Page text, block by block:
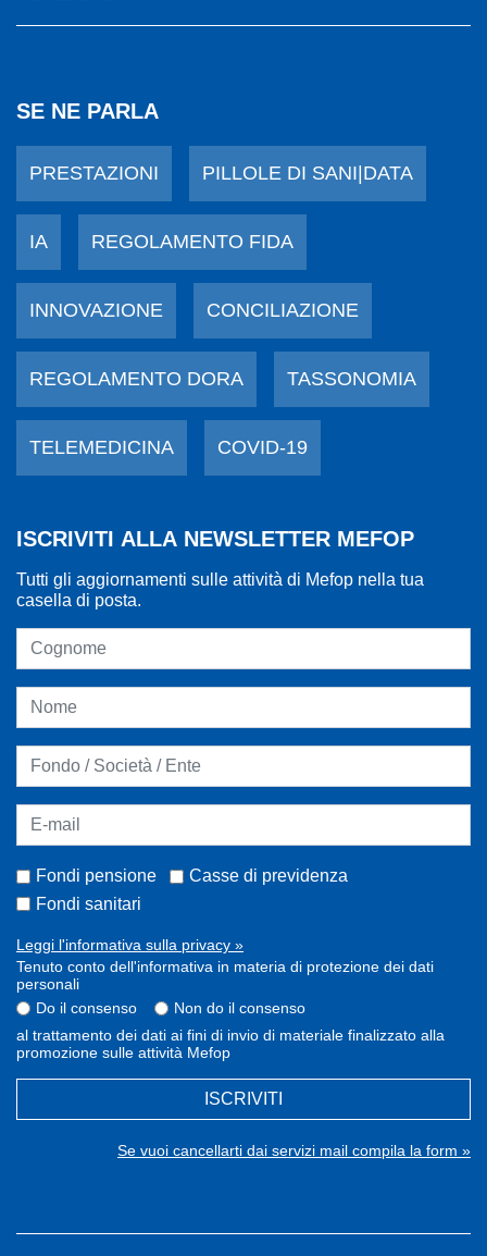
SE NE PARLA
PRESTAZIONI PILLOLE DI SANI|DATA
IA REGOLAMENTO FIDA
INNOVAZIONE CONCILIAZIONE
REGOLAMENTO DORA TASSONOMIA
TELEMEDICINA COVID-19
ISCRIVITI ALLA NEWSLETTER MEFOP
Tutti gli aggiornamenti sulle attività di Mefop nella tua
casella di posta.
Fondi pensione
Casse di previdenza
Fondi sanitari
Leggi l'informativa sulla privacy »
Tenuto conto dell'informativa in materia di protezione dei dati
personali
Do il consenso
Non do il consenso
al trattamento dei dati ai fini di invio di materiale finalizzato alla
promozione sulle attività Mefop
ISCRIVITI
Se vuoi cancellarti dai servizi mail compila la form »